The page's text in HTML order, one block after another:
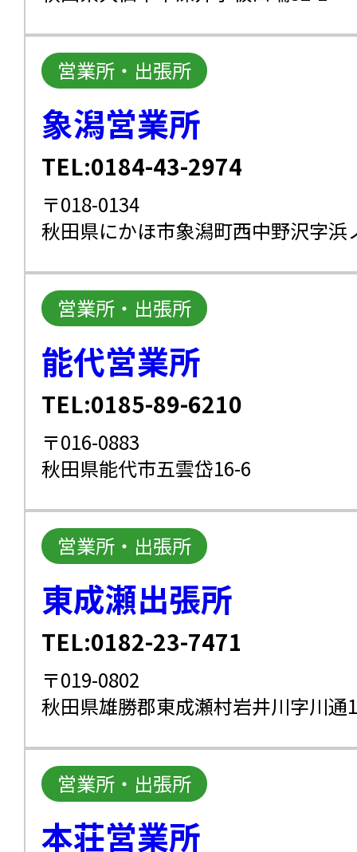
営業所・出張所
象潟営業所
TEL:0184-43-2974
〒018-0134
秋田県にかほ市象潟町西中野沢字浜
営業所・出張所
能代営業所
TEL:0185-89-6210
〒016-0883
秋田県能代市五雲岱16-6
営業所・出張所
東成瀬出張所
TEL:0182-23-7471
〒019-0802
秋田県雄勝郡東成瀬村岩井川字川通
営業所・出張所
本荘営業所